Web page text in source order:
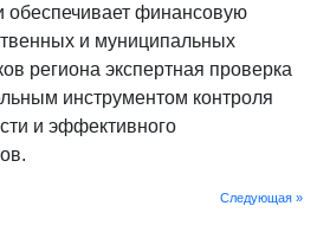
финансовую
и муниципальных
региона экспертная проверка
инструментом контроля
и эффективного
Следующая »